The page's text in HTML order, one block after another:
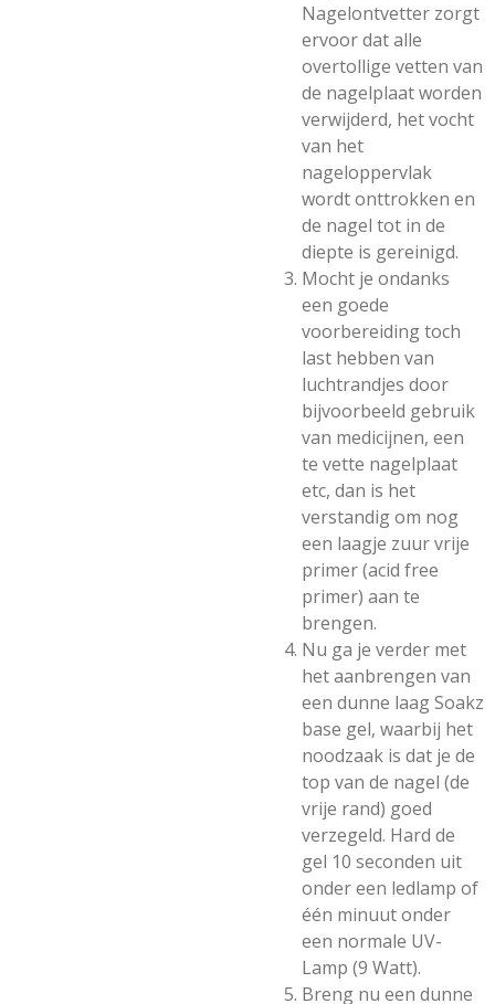
Nagelontvetter zorgt
ervoor dat alle
overtollige vetten van
de nagelplaat worden
verwijderd, het vocht
van het
nageloppervlak
wordt onttrokken en
de nagel tot in de
diepte is gereinigd.
Mocht je ondanks
een goede
voorbereiding toch
last hebben van
luchtrandjes door
bijvoorbeeld gebruik
van medicijnen, een
te vette nagelplaat
etc, dan is het
verstandig om nog
een laagje zuur vrije
primer (acid free
primer) aan te
brengen.
Nu ga je verder met
het aanbrengen van
een dunne laag Soakz
base gel, waarbij het
noodzaak is dat je de
top van de nagel (de
vrije rand) goed
verzegeld. Hard de
gel 10 seconden uit
onder een ledlamp of
één minuut onder
een normale UV-
Lamp (9 Watt).
Breng nu een dunne